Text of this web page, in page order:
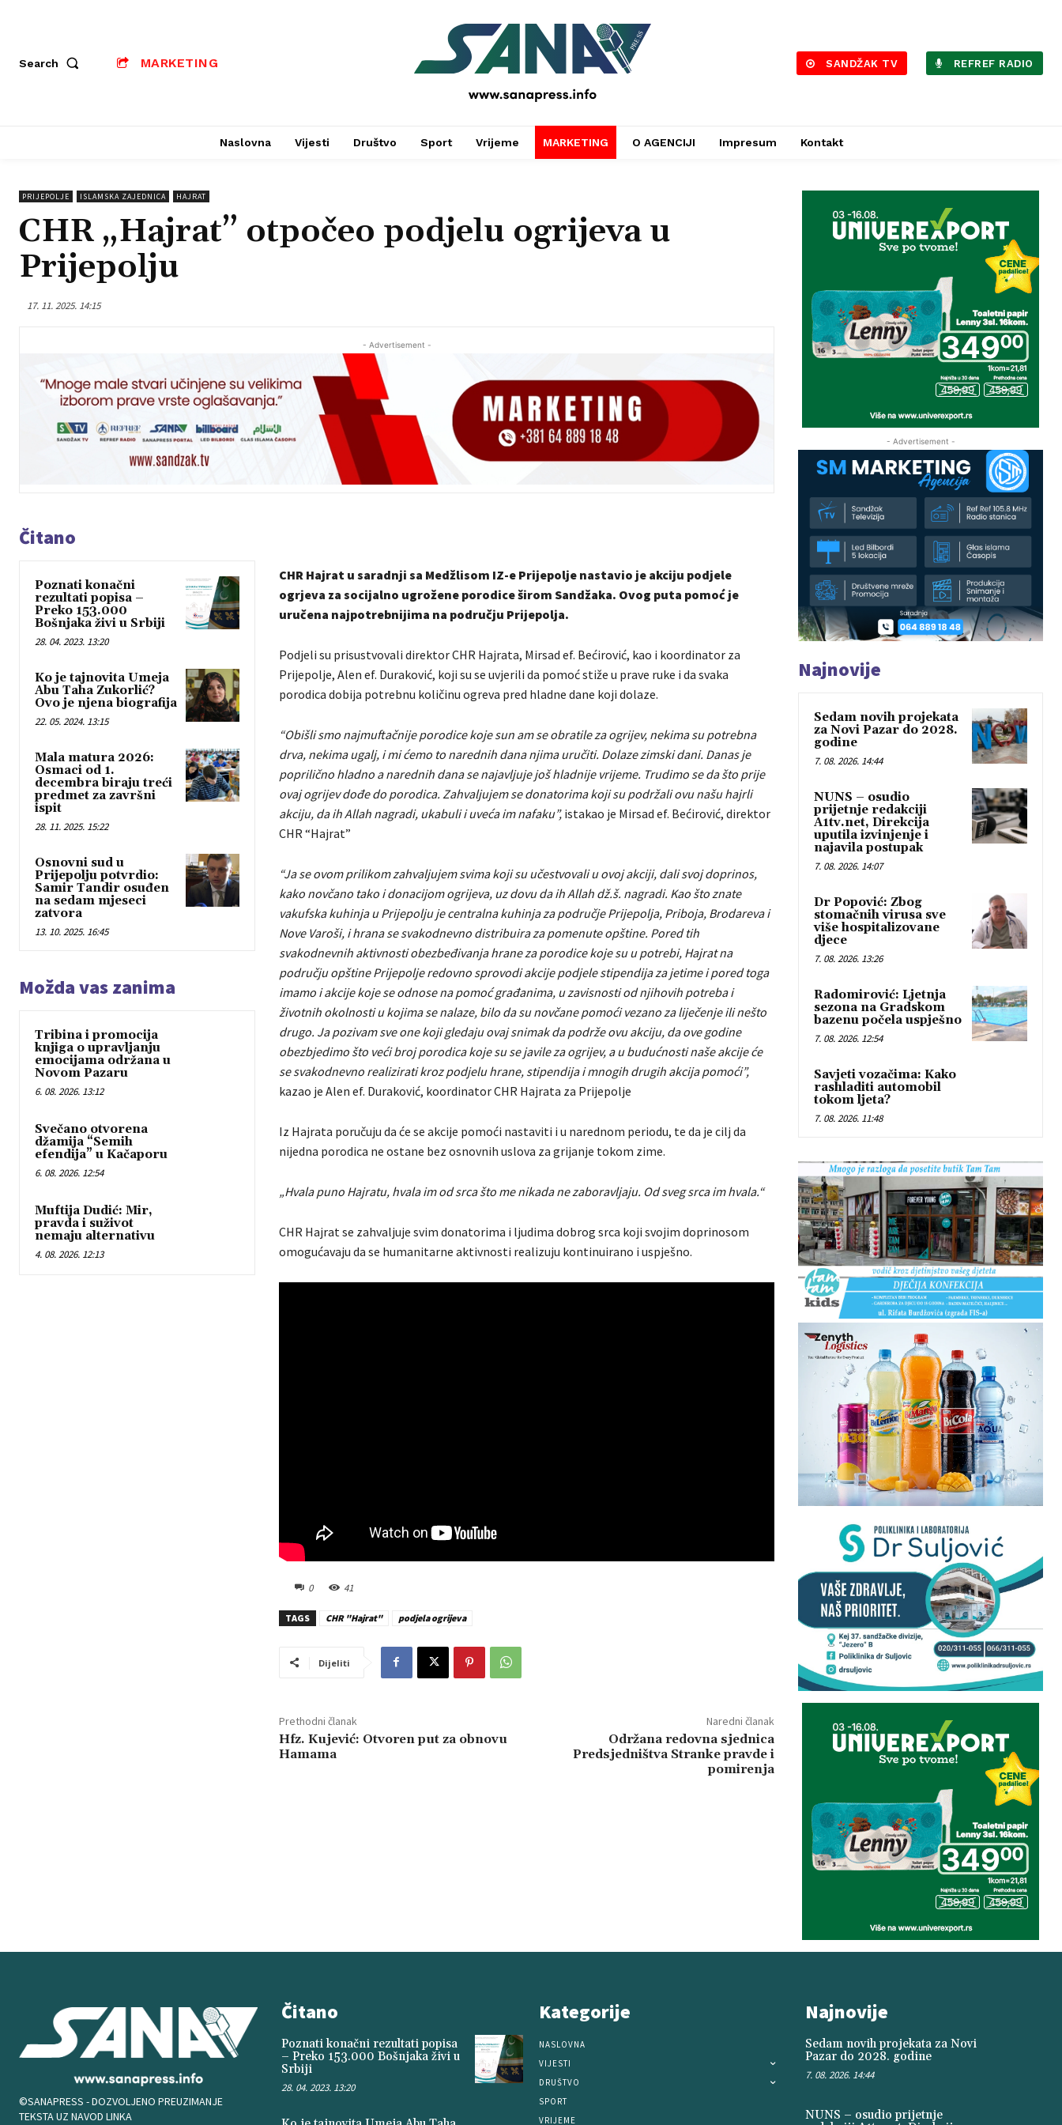
Search MARKETING
PRESS
SANDŽAK TV REFREF RADIO
Naslovna Vijesti Društvo Sport Vrijeme MARKETING O AGENCIJI Impresum Kontakt
PRIJEPOLJE ISLAMSKA ZAJEDNICA HAJRAT
CHR „Hajrat” otpočeo podjelu ogrijeva u
Prijepolju
17. 11. 2025. 14:15
- Advertisement -
Čitano
Poznati konačni
rezultati popisa –
Preko 153.000
Bošnjaka živi u Srbiji
28. 04. 2023. 13:20
Ko je tajnovita Umeja
Abu Taha Zukorlić?
Ovo je njena biografija
22. 05. 2024. 13:15
Mala matura 2026:
Osmaci od 1.
decembra biraju treći
predmet za završni
ispit
28. 11. 2025. 15:22
Osnovni sud u
Prijepolju potvrdio:
Samir Tandir osuđen
na sedam mjeseci
zatvora
13. 10. 2025. 16:45
Možda vas zanima
Tribina i promocija
knjiga o upravljanju
emocijama održana u
Novom Pazaru
6. 08. 2026. 13:12
Svečano otvorena
džamija “Semih
efendija” u Kačaporu
6. 08. 2026. 12:54
Muftija Dudić: Mir,
pravda i suživot
nemaju alternativu
4. 08. 2026. 12:13
CHR Hajrat u saradnji sa Medžlisom IZ-e Prijepolje nastavio je akciju podjele
ogrjeva za socijalno ugrožene porodice širom Sandžaka. Ovog puta pomoć je
uručena najpotrebnijima na području Prijepolja.
Podjeli su prisustvovali direktor CHR Hajrata, Mirsad ef. Bećirović, kao i koordinator za
Prijepolje, Alen ef. Duraković, koji su se uvjerili da pomoć stiže u prave ruke i da svaka
porodica dobija potrebnu količinu ogreva pred hladne dane koji dolaze.
“Obišli smo najmuftačnije porodice koje sun am se obratile za ogrijev, nekima su potrebna
drva, nekima ugalj, i mi ćemo to narednih dana njima uručiti. Dolaze zimski dani. Danas je
poprilično hladno a narednih dana se najavljuje još hladnije vrijeme. Trudimo se da što prije
ovaj ogrijev dođe do porodica. Zahvaljujem se donatorima koji su podržali ovu našu hajrli
akciju, da ih Allah nagradi, ukabuli i uveća im nafaku”,istakao je Mirsad ef. Bećirović, direktor
CHR “Hajrat”
“Ja se ovom prilikom zahvaljujem svima koji su učestvovali u ovoj akciji, dali svoj doprinos,
kako novčano tako i donacijom ogrijeva, uz dovu da ih Allah dž.š. nagradi. Kao što znate
vakufska kuhinja u Prijepolju je centralna kuhinja za područje Prijepolja, Priboja, Brodareva i
Nove Varoši, i hrana se svakodnevno distribuira za pomenute opštine. Pored tih
svakodnevnih aktivnosti obezbeđivanja hrane za porodice koje su u potrebi, Hajrat na
području opštine Prijepolje redovno sprovodi akcije podjele stipendija za jetime i pored toga
imamo i akcije koje se odnose na pomoć građanima, u zavisnosti od njihovih potreba i
životnih okolnosti u kojima se nalaze, bilo da su novčane pomoći vezano za liječenje ili nešto
drugo. Ja pozivam sve one koji gledaju ovaj snimak da podrže ovu akciju, da ove godine
obezbjedimo što veći broj porodica koje su se javile za ogrijev, a u budućnosti naše akcije će
se svakodnevno realizirati kroz podjelu hrane, stipendija i mnogih drugih akcija pomoći”,
kazao je Alen ef. Duraković, koordinator CHR Hajrata za Prijepolje
Iz Hajrata poručuju da će se akcije pomoći nastaviti i u narednom periodu, te da je cilj da
nijedna porodica ne ostane bez osnovnih uslova za grijanje tokom zime.
„Hvala puno Hajratu, hvala im od srca što me nikada ne zaboravljaju. Od sveg srca im hvala.“
CHR Hajrat se zahvaljuje svim donatorima i ljudima dobrog srca koji svojim doprinosom
omogućavaju da se humanitarne aktivnosti realizuju kontinuirano i uspješno.
0 41
TAGS CHR "Hajrat" podjela ogrijeva
Dijeliti
Prethodni članak
Hfz. Kujević: Otvoren put za obnovu
Hamama
Naredni članak
Održana redovna sjednica
Predsjedništva Stranke pravde i
pomirenja
- Advertisement -
Najnovije
Sedam novih projekata
za Novi Pazar do 2028.
godine
7. 08. 2026. 14:44
NUNS – osudio
prijetnje redakciji
A1tv.net, Direkcija
uputila izvinjenje i
najavila postupak
7. 08. 2026. 14:07
Dr Popović: Zbog
stomačnih virusa sve
više hospitalizovane
djece
7. 08. 2026. 13:26
Radomirović: Ljetnja
sezona na Gradskom
bazenu počela uspješno
7. 08. 2026. 12:54
Savjeti vozačima: Kako
rashladiti automobil
tokom ljeta?
7. 08. 2026. 11:48
©SANAPRESS - DOZVOLJENO PREUZIMANJE
TEKSTA UZ NAVOD LINKA
Čitano
Poznati konačni rezultati popisa
– Preko 153.000 Bošnjaka živi u
Srbiji
28. 04. 2023. 13:20
Kategorije
NASLOVNA
VIJESTI
DRUŠTVO
SPORT
VRIJEME
Najnovije
Sedam novih projekata za Novi
Pazar do 2028. godine
7. 08. 2026. 14:44
NUNS – osudio prijetnje